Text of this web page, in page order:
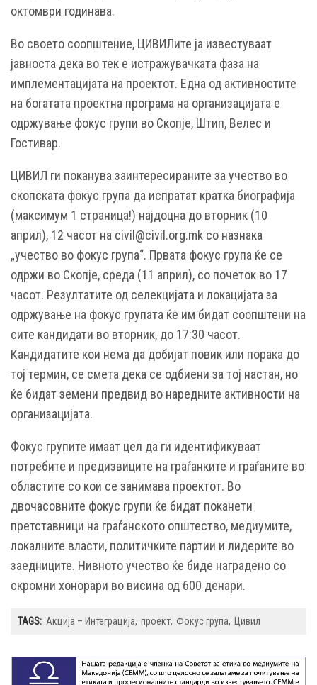
октомври годинава.
Во своето соопштение, ЦИВИЛите ја известуваат
јавноста дека во тек е истражувачката фаза на
имплементацијата на проектот. Една од активностите
на богатата проектна програма на организацијата е
одржување фокус групи во Скопје, Штип, Велес и
Гостивар.
ЦИВИЛ ги поканува заинтересираните за учество во
скопската фокус група да испратат кратка биографија
(максимум 1 страница!) најдоцна до вторник (10
април), 12 часот на civil@civil.org.mk со назнака
„учество во фокус група“. Првата фокус група ќе се
одржи во Скопје, среда (11 април), со почеток во 17
часот. Резултатите од селекцијата и локацијата за
одржување на фокус групата ќе им бидат соопштени на
сите кандидати во вторник, до 17:30 часот.
Кандидатите кои нема да добијат повик или порака до
тој термин, се смета дека се одбиени за тој настан, но
ќе бидат земени предвид во наредните активности на
организацијата.
Фокус групите имаат цел да ги идентификуваат
потребите и предизвиците на граѓанките и граѓаните во
областите со кои се занимава проектот. Во
двочасовните фокус групи ќе бидат поканети
претставници на граѓанското општество, медиумите,
локалните власти, политичките партии и лидерите во
заедниците. Нивното учество ќе биде наградено со
скромни хонорари во висина од 600 денари.
TAGS: Акција – Интеграција проект Фокус група Цивил